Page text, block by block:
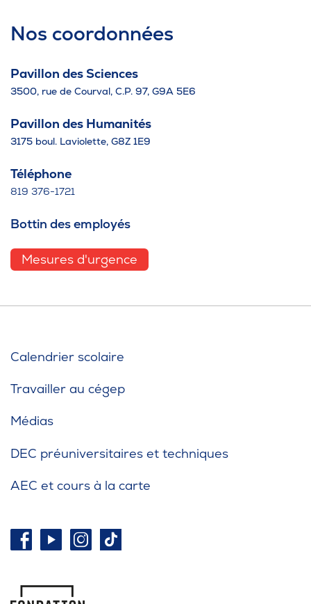
Nos coordonnées
Pavillon des Sciences
3500, rue de Courval, C.P. 97, G9A 5E6
Pavillon des Humanités
3175 boul. Laviolette, G8Z 1E9
Téléphone
819 376-1721
Bottin des employés
Mesures d'urgence
Calendrier scolaire
Travailler au cégep
Médias
DEC préuniversitaires et techniques
AEC et cours à la carte